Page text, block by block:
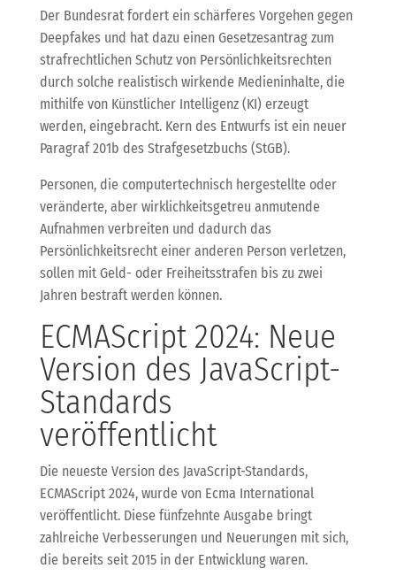
Der Bundesrat fordert ein schärferes Vorgehen gegen
Deepfakes und hat dazu einen Gesetzesantrag zum
strafrechtlichen Schutz von Persönlichkeitsrechten
durch solche realistisch wirkende Medieninhalte, die
mithilfe von Künstlicher Intelligenz (KI) erzeugt
werden, eingebracht. Kern des Entwurfs ist ein neuer
Paragraf 201b des Strafgesetzbuchs (StGB).
Personen, die computertechnisch hergestellte oder
veränderte, aber wirklichkeitsgetreu anmutende
Aufnahmen verbreiten und dadurch das
Persönlichkeitsrecht einer anderen Person verletzen,
sollen mit Geld- oder Freiheitsstrafen bis zu zwei
Jahren bestraft werden können.
ECMAScript 2024: Neue
Version des JavaScript-
Standards
veröffentlicht
Die neueste Version des JavaScript-Standards,
ECMAScript 2024, wurde von Ecma International
veröffentlicht. Diese fünfzehnte Ausgabe bringt
zahlreiche Verbesserungen und Neuerungen mit sich,
die bereits seit 2015 in der Entwicklung waren.